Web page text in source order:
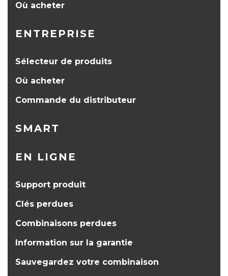
Où acheter
ENTREPRISE
Sélecteur de produits
Où acheter
Commande du distributeur
SMART
EN LIGNE
Support produit
Clés perdues
Combinaisons perdues
Information sur la garantie
Sauvegardez votre combinaison